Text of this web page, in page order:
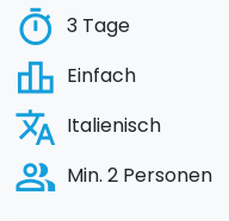
timer 3 Tage
leaderboard Einfach
translate Italienisch
people_alt Min. 2 Personen